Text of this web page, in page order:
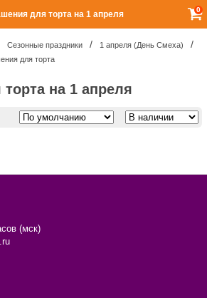
Сезонные праздники
1 апреля (День Смеха)
для торта
на 1 апреля
(мск)
для торта на 1 апреля 0